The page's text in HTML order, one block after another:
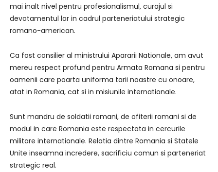
mai inalt nivel pentru profesionalismul, curajul si
devotamentul lor in cadrul parteneriatului strategic
romano-american.
Ca fost consilier al ministrului Apararii Nationale, am avut
mereu respect profund pentru Armata Romana si pentru
oamenii care poarta uniforma tarii noastre cu onoare,
atat in Romania, cat si in misiunile internationale.
Sunt mandru de soldatii romani, de ofiterii romani si de
modul in care Romania este respectata in cercurile
militare internationale. Relatia dintre Romania si Statele
Unite inseamna incredere, sacrificiu comun si parteneriat
strategic real.